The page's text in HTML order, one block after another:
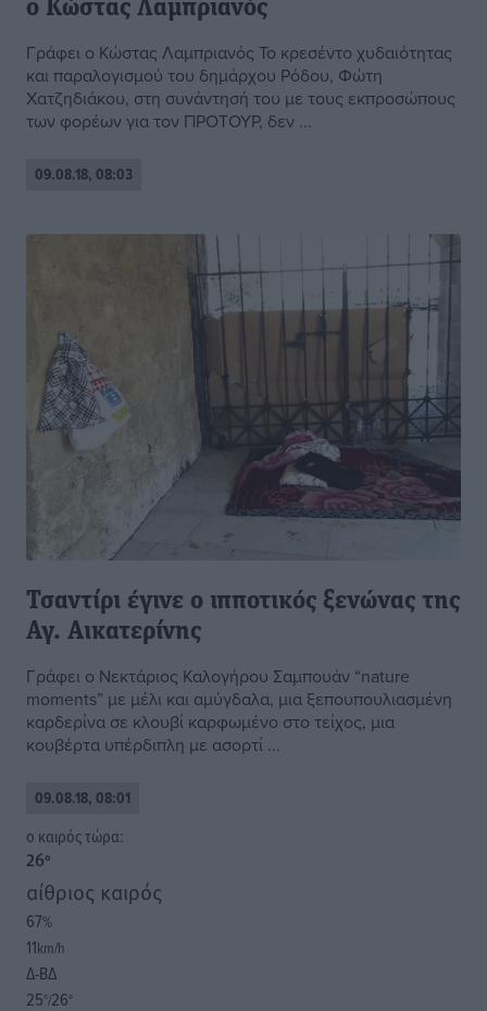
ο Kώστας Λαμπριανός
Γράφει ο Κώστας Λαμπριανός Το κρεσέντο χυδαιότητας
και παραλογισμού του δημάρχου Ρόδου, Φώτη
Χατζηδιάκου, στη συνάντησή του με τους εκπροσώπους
των φορέων για τον ΠΡΟΤΟΥΡ, δεν ...
09.08.18, 08:03
Τσαντίρι έγινε ο ιπποτικός ξενώνας της
Αγ. Αικατερίνης
Γράφει ο Νεκτάριος Καλογήρου Σαμπουάν “nature
moments” με μέλι και αμύγδαλα, μια ξεπουπουλιασμένη
καρδερίνα σε κλουβί καρφωμένο στο τείχος, μια
κουβέρτα υπέρδιπλη με ασορτί ...
09.08.18, 08:01
o καιρός τώρα:
26°
αίθριος καιρός
67%
11km/h
Δ-ΒΔ
25°/26°